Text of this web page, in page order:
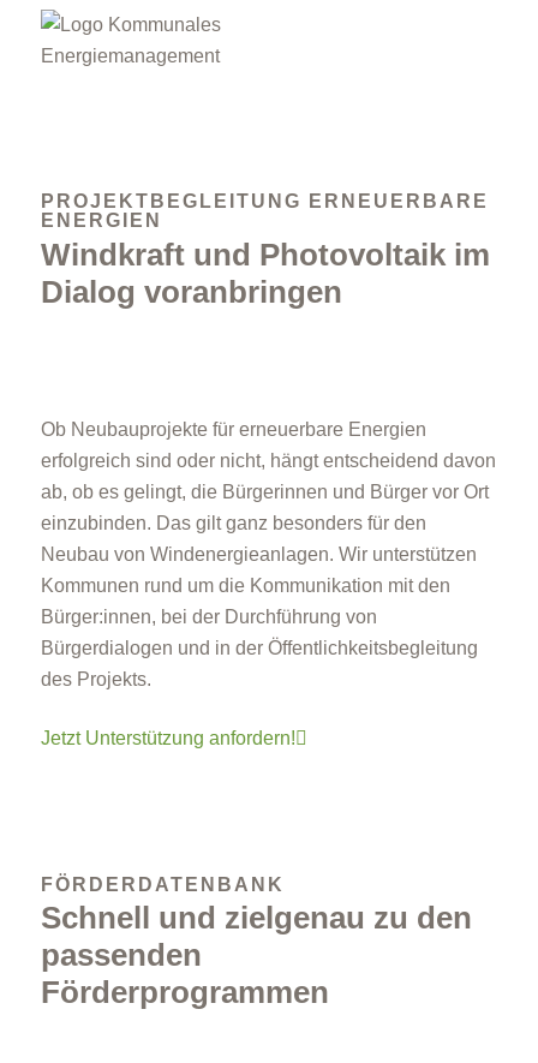
PROJEKTBEGLEITUNG ERNEUERBARE
ENERGIEN
Windkraft und Photovoltaik im
Dialog voranbringen
Ob Neubauprojekte für erneuerbare Energien
erfolgreich sind oder nicht, hängt entscheidend davon
ab, ob es gelingt, die Bürgerinnen und Bürger vor Ort
einzubinden. Das gilt ganz besonders für den
Neubau von Windenergieanlagen. Wir unterstützen
Kommunen rund um die Kommunikation mit den
Bürger:innen, bei der Durchführung von
Bürgerdialogen und in der Öffentlichkeitsbegleitung
des Projekts.
Jetzt Unterstützung anfordern!
FÖRDERDATENBANK
Schnell und zielgenau zu den
passenden
Förderprogrammen